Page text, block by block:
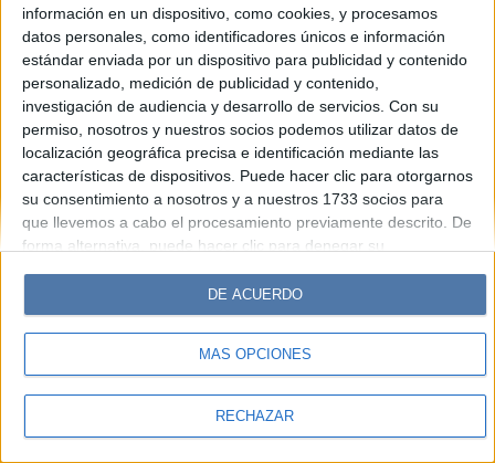
información en un dispositivo, como cookies, y procesamos
datos personales, como identificadores únicos e información
estándar enviada por un dispositivo para publicidad y contenido
personalizado, medición de publicidad y contenido,
investigación de audiencia y desarrollo de servicios. Con su
permiso, nosotros y nuestros socios podemos utilizar datos de
localización geográfica precisa e identificación mediante las
características de dispositivos. Puede hacer clic para otorgarnos
su consentimiento a nosotros y a nuestros 1733 socios para
que llevemos a cabo el procesamiento previamente descrito. De
forma alternativa, puede hacer clic para denegar su
cambiar sus preferencias antes de otorgar su consentimiento.
Tenga en cuenta que algún procesamiento de sus datos
personales puede no requerir de su consentimiento, pero usted
tiene el derecho de rechazar tal procesamiento. Sus
sus preferencias o retirar su consentimiento en cualquier
MÁS OPCIONES
RECHAZAR
DE ACUERDO
© Perfil.com 2006-2019 - Todos los derechos reservados
Registro de Propiedad Intelectual: Nro. 5346433